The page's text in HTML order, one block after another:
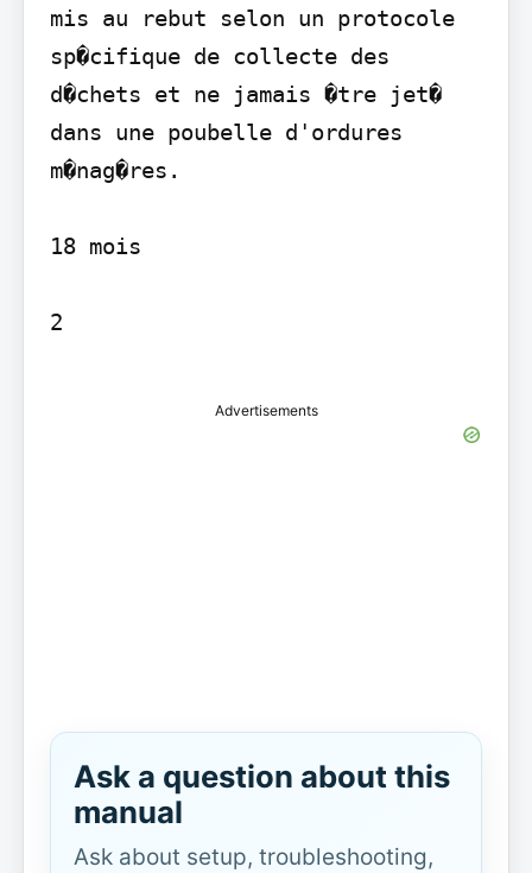
mis au rebut selon un protocole
sp�cifique de collecte des
d�chets et ne jamais �tre jet�
dans une poubelle d'ordures
m�nag�res.
18 mois
2
Advertisements
Ask a question about this
manual
Ask about setup, troubleshooting,